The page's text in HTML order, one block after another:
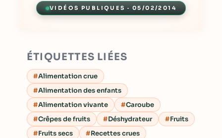
VIDÉOS PUBLIQUES · 05/02/2014
Lecture
ÉTIQUETTES LIÉES
Alimentation crue
Alimentation des enfants
Alimentation vivante
Caroube
Crêpes de fruits
Déshydrateur
Fruits
Fruits secs
Recettes crues